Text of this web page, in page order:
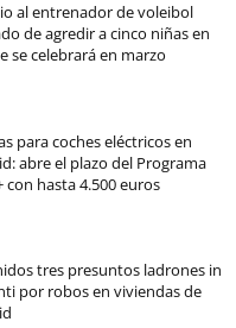
al entrenador de voleibol
de agredir a cinco niñas en
se celebrará en marzo
para coches eléctricos en
abre el plazo del Programa
con hasta 4.500 euros
tres presuntos ladrones in
por robos en viviendas de